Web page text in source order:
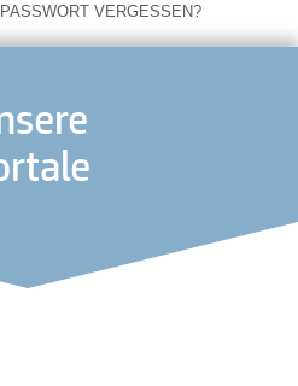
PASSWORT VERGESSEN?